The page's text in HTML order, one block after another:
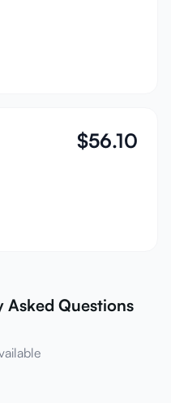
$56.10
Asked Questions